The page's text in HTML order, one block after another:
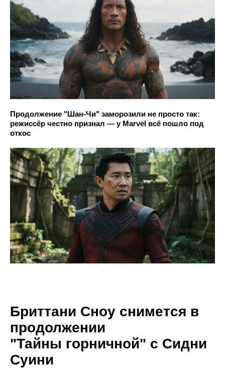
Продолжение "Шан-Чи" заморозили не просто так:
режиссёр честно признал — у Marvel всё пошло под
откос
Бриттани Сноу снимется в
продолжении
"Тайны горничной" с Сидни
Суини